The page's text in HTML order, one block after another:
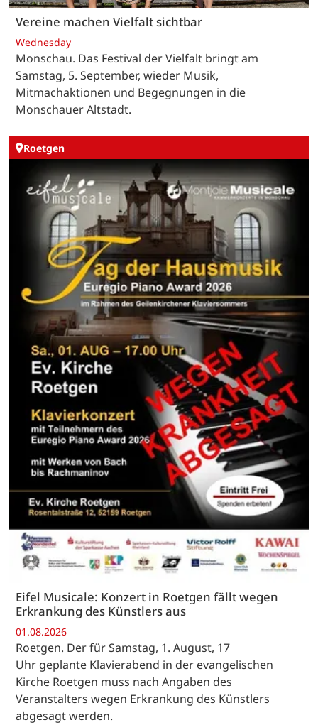
Vereine machen Vielfalt sichtbar
Wednesday
Monschau. Das Festival der Vielfalt bringt am
Samstag, 5. September, wieder Musik,
Mitmachaktionen und Begegnungen in die
Monschauer Altstadt.
Roetgen
Eifel Musicale: Konzert in Roetgen fällt wegen
Erkrankung des Künstlers aus
01.08.2026
Roetgen. Der für Samstag, 1. August, 17
Uhr geplante Klavierabend in der evangelischen
Kirche Roetgen muss nach Angaben des
Veranstalters wegen Erkrankung des Künstlers
abgesagt werden.